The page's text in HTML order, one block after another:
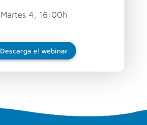
Martes 4, 16:00h
Descarga el webinar